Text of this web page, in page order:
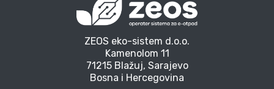
ZEOS eko-sistem d.o.o.
Kamenolom 11
71215 Blažuj, Sarajevo
Bosna i Hercegovina